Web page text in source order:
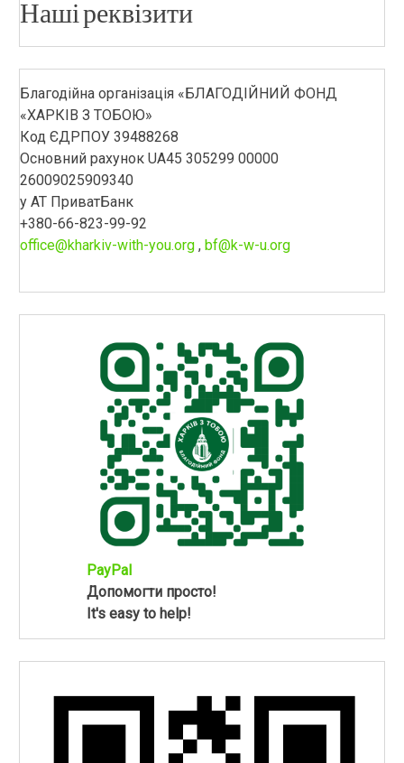
Наші реквізити
Благодійна організація «БЛАГОДІЙНИЙ ФОНД
«ХАРКІВ З ТОБОЮ»
Код ЄДРПОУ 39488268
Основний рахунок UA45 305299 00000
26009025909340
у АТ ПриватБанк
+380-66-823-99-92
office@kharkiv-with-you.org, bf@k-w-u.org
PayPal
Допомогти просто!
It's easy to help!